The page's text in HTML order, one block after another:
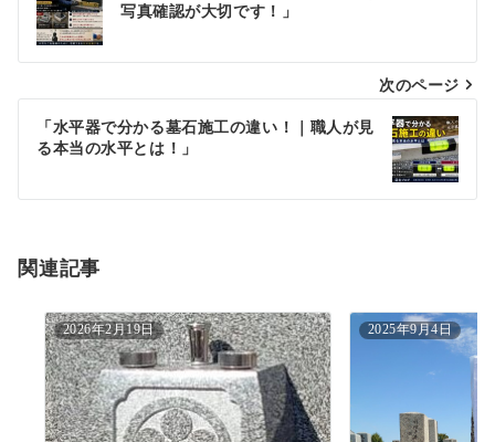
稿
ナ
シ
ン
写真確認が大切です！」
次のページ
「水平器で分かる墓石施工の違い！｜職人が見
る本当の水平とは！」
関連記事
2026年2月19日 2025年9月4日